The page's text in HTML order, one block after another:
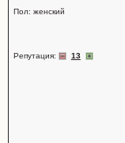
Пол: женский
Репутация: 13